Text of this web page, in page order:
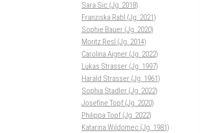
Sara Sic (Jg. 2018)
Franziska Rabl (Jg. 2021)
Sophie Bauer (Jg. 2020)
Moritz Resl (Jg. 2014)
Carolina Aigner (Jg. 2022)
Lukas Strasser (Jg. 1997)
Harald Strasser (Jg. 1961)
Sophia Stadler (Jg. 2022)
Josefine Topf (Jg. 2020)
Philippa Topf (Jg. 2022)
Katarina Wildomec (Jg. 1981)